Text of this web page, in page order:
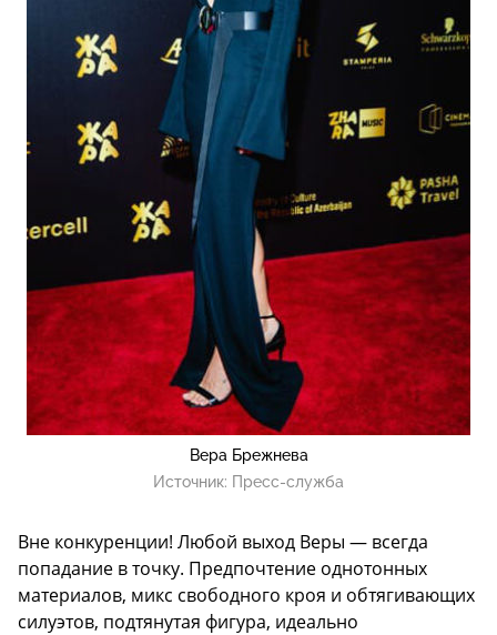
Вера Брежнева
Источник: Пресс-служба
Вне конкуренции! Любой выход Веры — всегда
попадание в точку. Предпочтение однотонных
материалов, микс свободного кроя и обтягивающих
силуэтов, подтянутая фигура, идеально